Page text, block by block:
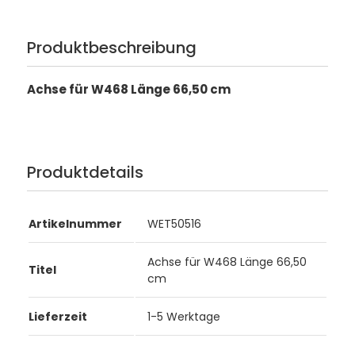
Produktbeschreibung
Achse für W468 Länge 66,50 cm
Produktdetails
Artikelnummer WET50516
Titel
Achse für W468 Länge 66,50
cm
Lieferzeit 1-5 Werktage